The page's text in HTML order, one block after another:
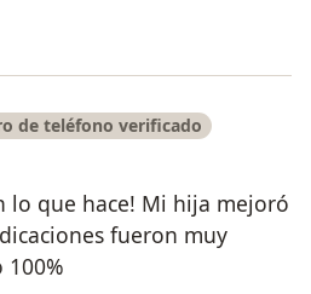
de teléfono verificado
lo que hace! Mi hija mejoró
fueron muy
100%